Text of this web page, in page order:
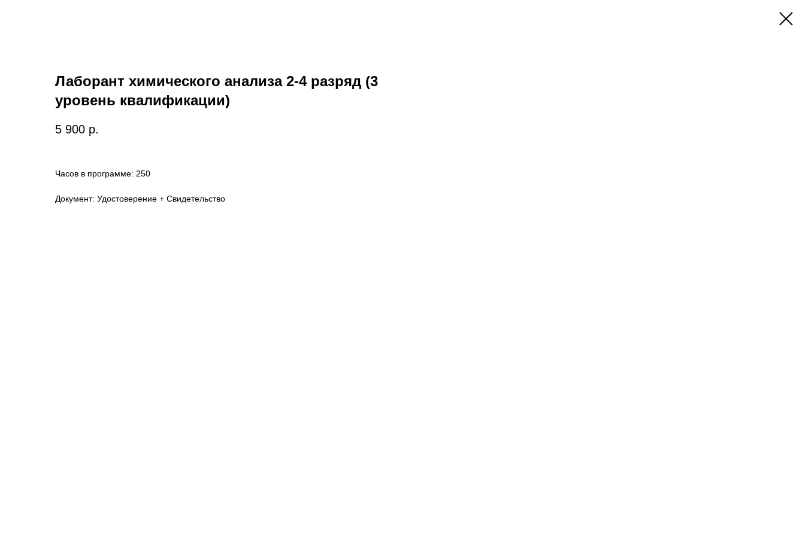
Лаборант химического анализа 2-4 разряд (3
уровень квалификации)
5 900 р.
Часов в программе: 250
Документ: Удостоверение + Свидетельство